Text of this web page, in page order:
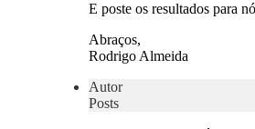
E poste os resultados para
Abraços,
Rodrigo Almeida
Autor
Posts